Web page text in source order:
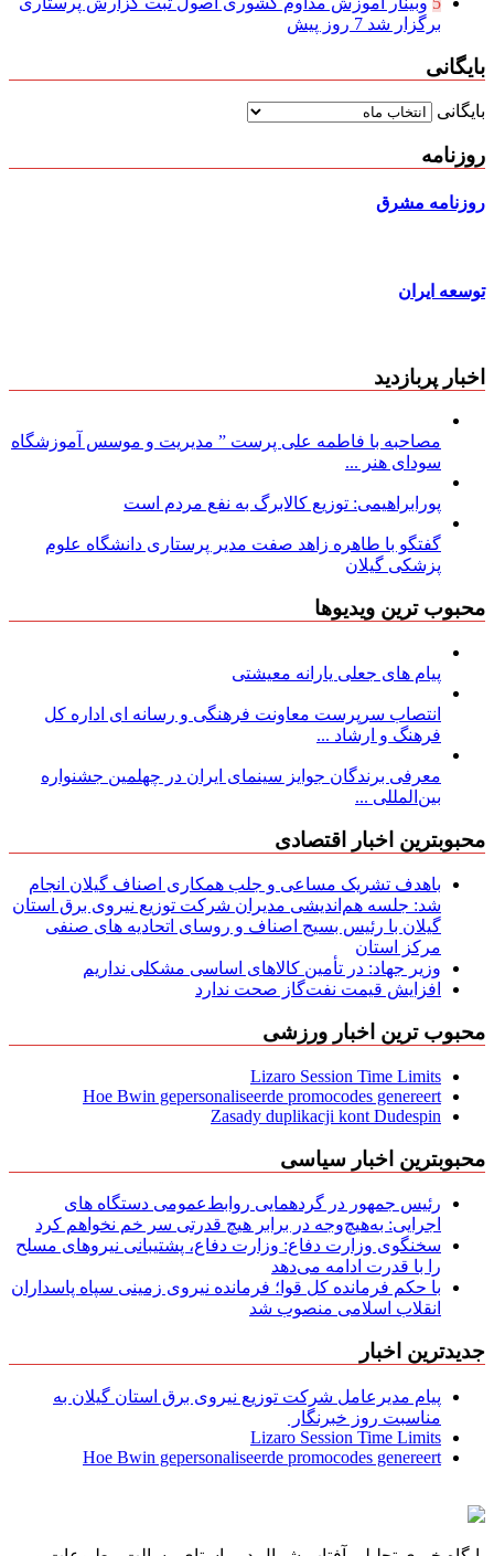
برگزار شد 7 روز پیش
بایگانی
بایگانی
روزنامه
روزنامه مشرق
توسعه ایران
اخبار پربازدید
مصاحبه با فاطمه علی پرست ” مدیریت و موسس آموزشگاه
سودای هنر ...
پورابراهیمی: توزیع کالابرگ به نفع مردم است
گفتگو با طاهره زاهد صفت مدیر پرستاری دانشگاه علوم
پزشکی گیلان
محبوب ترین ویدیوها
پیام های جعلی یارانه معیشتی
انتصاب سرپرست معاونت فرهنگی و رسانه ای اداره کل
فرهنگ و ارشاد ...
معرفی برندگان جوایز سینمای ایران در چهلمین جشنواره
بین‌المللی ...
محبوبترین اخبار اقتصادی
باهدف تشریک مساعی و جلب همکاری اصناف گیلان انجام
شد: جلسه هم‌اندیشی مدیران شركت توزیع نیروی برق استان
گیلان با رئیس بسیج اصناف و روسای اتحادیه های صنفی
مركز استان
وزیر جهاد: در تأمین کالاهای اساسی مشکلی نداریم
افزایش قیمت نفت‌گاز صحت ندارد
محبوب ترین اخبار ورزشی
Lizaro Session Time Limits
Hoe Bwin gepersonaliseerde promocodes genereert
Zasady duplikacji kont Dudespin
محبوبترین اخبار سیاسی
رئیس جمهور در گردهمایی روابط‌عمومی دستگاه های
اجرایی: به‌هیچ‌وجه در برابر هیچ قدرتی سر خم نخواهم کرد
سخنگوی وزارت دفاع: وزارت دفاع، پشتیبانی نیرو‌های مسلح
را با قدرت ادامه می‌دهد
با حکم فرمانده کل قوا؛ فرمانده نیروی زمینی سپاه پاسداران
انقلاب اسلامی منصوب شد
جدیدترین اخبار
پیام مدیرعامل شركت توزیع نیروی برق استان گیلان به
مناسبت روز خبرنگار ‌
Lizaro Session Time Limits
Hoe Bwin gepersonaliseerde promocodes genereert